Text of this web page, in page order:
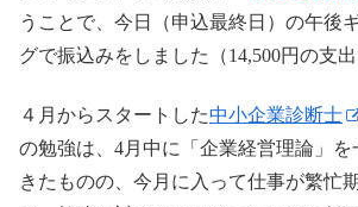
うことで、今日（申込最終日）の午後
グで振込みをしました（14,500円の支出
４月からスタートした中小企業診断士
の勉強は、4月中に「企業経営理論」
きたものの、今月に入って仕事が繁忙